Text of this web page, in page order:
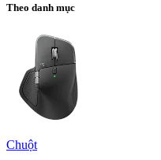
Theo danh mục
Chuột